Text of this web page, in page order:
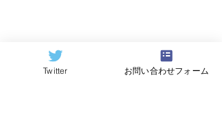
Twitter お問い合わせフォーム